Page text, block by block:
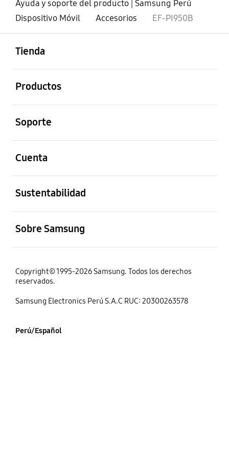
Ayuda y soporte del producto | Samsung Perú
Dispositivo Móvil
Accesorios EF-PI950B
Tienda
Productos
Soporte
Cuenta
Sustentabilidad
Sobre Samsung
Copyright© 1995-2026 Samsung. Todos los derechos
reservados.
Samsung Electronics Perú S.A.C RUC: 20300263578
Perú/Español